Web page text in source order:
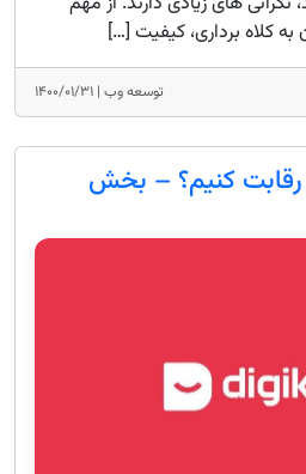
به کلاه برداری، کیفیت […]
توسعه وب | ۱۴۰۰/۰۱/۳۱
رقابت کنیم؟ – بخش